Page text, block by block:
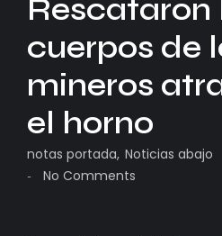
Rescataron
cuerpos de
mineros
el horno
notas portada, Noticias abajo
- No Comments